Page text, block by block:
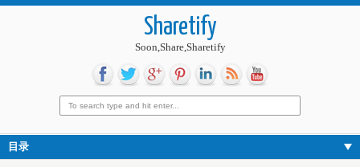
Sharetify
Soon,Share,Sharetify
目录